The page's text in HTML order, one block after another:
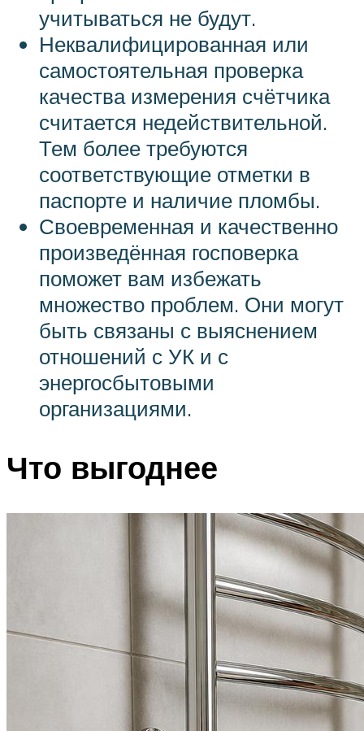
учитываться не будут.
Неквалифицированная или
самостоятельная проверка
качества измерения счётчика
считается недействительной.
Тем более требуются
соответствующие отметки в
паспорте и наличие пломбы.
Своевременная и качественно
произведённая госповерка
поможет вам избежать
множество проблем. Они могут
быть связаны с выяснением
отношений с УК и с
энергосбытовыми
организациями.
Что выгоднее